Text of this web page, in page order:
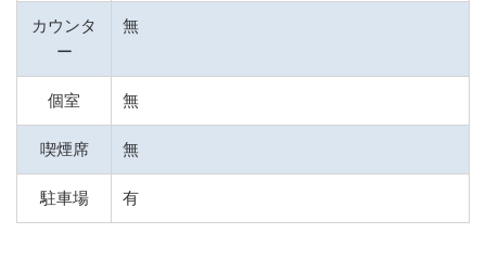
カウンタ
ー
無
個室 無
喫煙席 無
駐車場 有